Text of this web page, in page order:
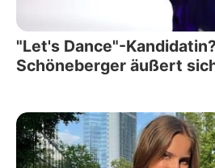
"Let's Dance"-
Schöneberger äußert